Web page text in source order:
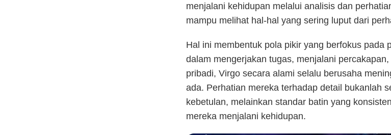
menjalani kehidupan melalui analisis dan
mampu melihat hal-hal yang sering luput dari
Hal ini membentuk pola pikir yang berfokus pada
dalam mengerjakan tugas, menjalani
pribadi, Virgo secara alami selalu berusaha
ada. Perhatian mereka terhadap detail bukanlah
kebetulan, melainkan standar batin yang
mereka menjalani kehidupan.